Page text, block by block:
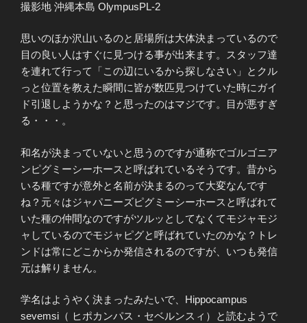
撮影地 沖縄本島 OlympusPL-2
思いのほか沢山いるのと居場所は大体決まっているので
目の良い人はすぐに見つける事が出来ます。スタッフ達
を連れて行って「この辺にいるから探しなさい」とクル
っと位置を教えた瞬間に皆が数匹見つけていた時にガイ
ド引退しようかな？と思ったのはマジです。目が悪すぎ
る・・・。
和名が決まっていないと思うのですが通称でゴルゴニア
ンピグミーシーホースと呼ばれているそうです。昔から
いる種ですが意外と名前が決まるのって大変なんです
ね？元々はジャパニーズピグミーシーホースと呼ばれて
いた種の仲間なのですがツルッとしてなくてモジャモジ
ャしているのでモジャピグと呼ばれていたのかな？トレ
ンドは常にどこからか発信されるのですが、いつも発信
元は解りません。
学名はようやく決まったみたいで、Hippocampus
sevemsi（ ヒポカンパス・セベルンスィ）と読むようで